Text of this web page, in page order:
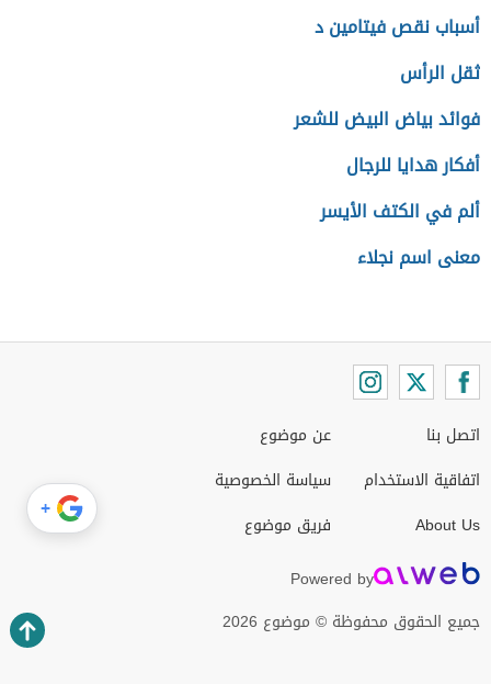
أسباب نقص فيتامين د
ثقل الرأس
فوائد بياض البيض للشعر
أفكار هدايا للرجال
ألم في الكتف الأيسر
معنى اسم نجلاء
اتصل بنا
اتفاقية الاستخدام
About Us
عن موضوع
سياسة الخصوصية
فريق موضوع
Powered by
جميع الحقوق محفوظة © موضوع 2026
+